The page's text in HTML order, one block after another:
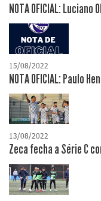
NOTA OFICIAL:
15/08/2022
NOTA OFICIAL: Paulo
13/08/2022
Zeca fecha a Série C